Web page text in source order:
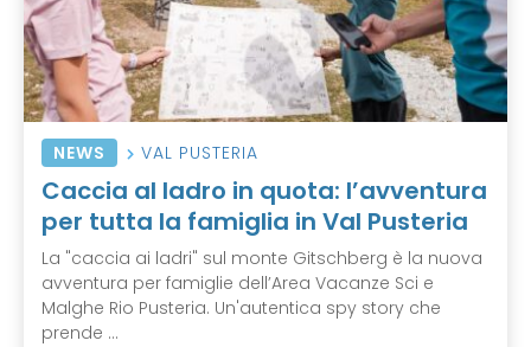
NEWS VAL PUSTERIA
Caccia al ladro in quota: l’avventura
per tutta la famiglia in Val Pusteria
La "caccia ai ladri" sul monte Gitschberg è la nuova
avventura per famiglie dell’Area Vacanze Sci e
Malghe Rio Pusteria. Un'autentica spy story che
prende ...